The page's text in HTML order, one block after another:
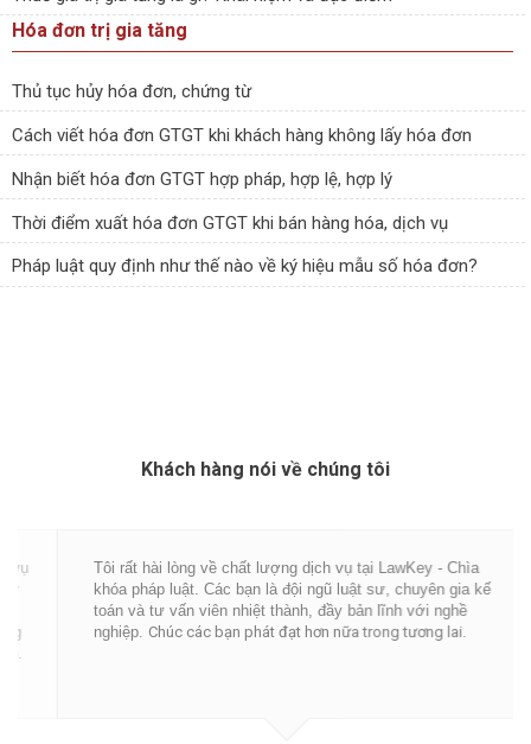
Hóa đơn trị gia tăng
Thủ tục hủy hóa đơn, chứng từ
Cách viết hóa đơn GTGT khi khách hàng không lấy hóa đơn
Nhận biết hóa đơn GTGT hợp pháp, hợp lệ, hợp lý
Thời điểm xuất hóa đơn GTGT khi bán hàng hóa, dịch vụ
Pháp luật quy định như thế nào về ký hiệu mẫu số hóa đơn?
Khách hàng nói về chúng tôi
Tôi rất hài lòng về chất lượng dịch vụ tại LawKey - Chìa
khóa pháp luật. Các bạn là đội ngũ luật sư, chuyên gia kế
toán và tư vấn viên nhiệt thành, đầy bản lĩnh với nghề
nghiệp.Chúc các bạn phát đạt hơn nữa trong tương lai.